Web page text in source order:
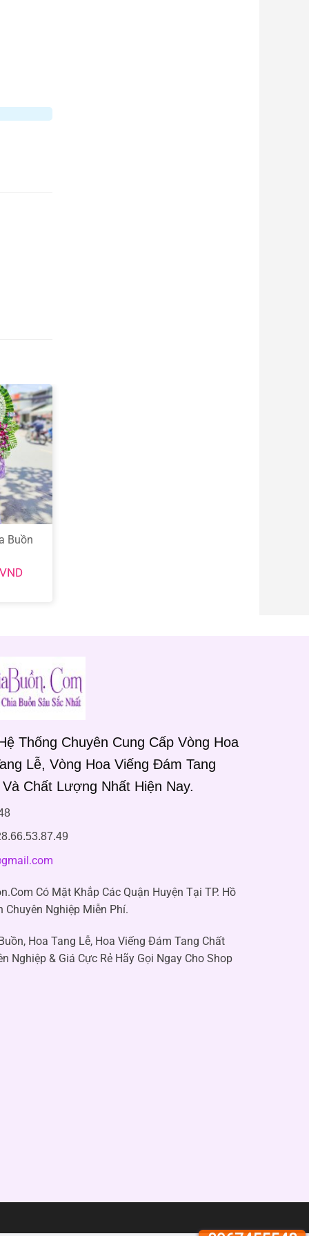
Buồn
VND
Thống Chuyên Cung Cấp Vòng Hoa
Lễ, Vòng Hoa Viếng Đám Tang
Chất Lượng Nhất Hiện Nay.
Có Mặt Khắp Các Quận Huyện Tại TP. Hồ
Chuyên Nghiệp Miễn Phí.
Hoa Tang Lễ, Hoa Viếng Đám Tang Chất
Nghiệp & Giá Cực Rẻ Hãy Gọi Ngay Cho Shop